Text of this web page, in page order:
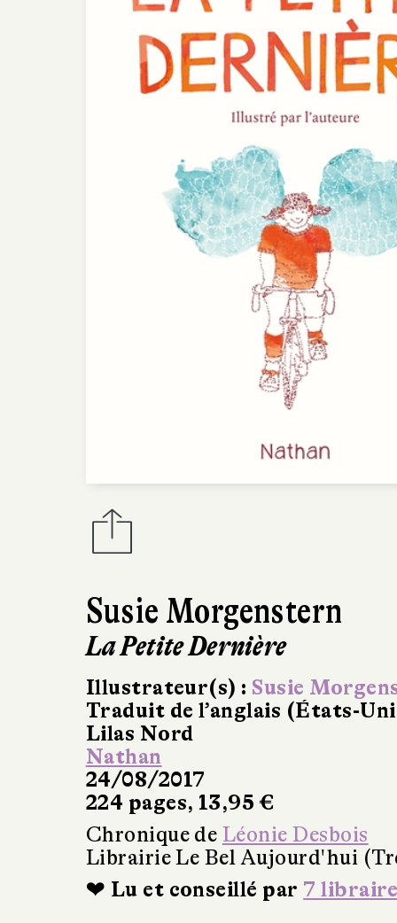
Susie Morgenstern
La Petite Dernière
Illustrateur(s) : Susie
Traduit de l’anglais (États-
Lilas Nord
Nathan
24/08/2017
224 pages, 13,95 €
Chronique de Léonie Desbois
Librairie Le Bel Aujourd'hui
❤ Lu et conseillé par 7